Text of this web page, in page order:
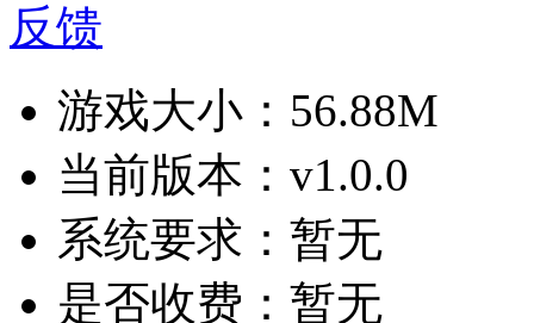
反馈
游戏大小： 56.88M
当前版本： v1.0.0
系统要求： 暂无
是否收费： 暂无